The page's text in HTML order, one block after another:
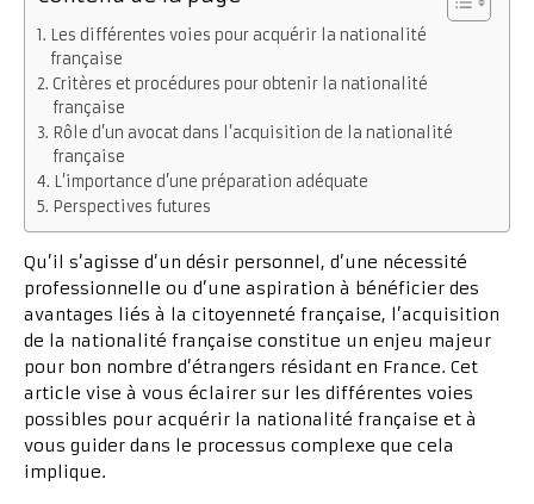
Les différentes voies pour acquérir la nationalité
française
Critères et procédures pour obtenir la nationalité
française
Rôle d’un avocat dans l’acquisition de la nationalité
française
L’importance d’une préparation adéquate
Perspectives futures
Qu’il s’agisse d’un désir personnel, d’une nécessité
professionnelle ou d’une aspiration à bénéficier des
avantages liés à la citoyenneté française, l’acquisition
de la nationalité française constitue un enjeu majeur
pour bon nombre d’étrangers résidant en France. Cet
article vise à vous éclairer sur les différentes voies
possibles pour acquérir la nationalité française et à
vous guider dans le processus complexe que cela
implique.